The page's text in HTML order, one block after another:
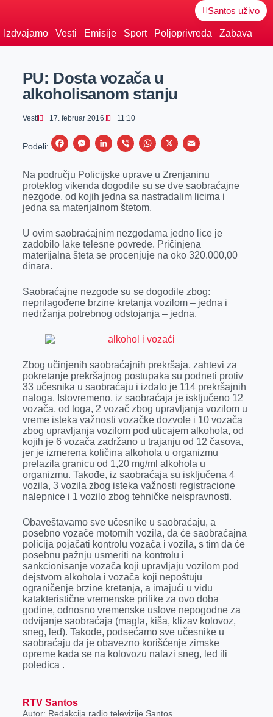
Santos uživo
Izdvajamo Vesti Emisije Sport Poljoprivreda Zabava
PU: Dosta vozača u
alkoholisanom stanju
Vesti 17. februar 2016. 11:10
Podeli:
F
c
e
b
o
o
M
s
s
e
g
L
n
k
e
I
V
b
e
r
W
a
t
p
X
E
a
i
Na području Policijske uprave u Zrenjaninu
proteklog vikenda dogodile su se dve saobraćajne
nezgode, od kojih jedna sa nastradalim licima i
jedna sa materijalnom štetom.
U ovim saobraćajnim nezgodama jedno lice je
zadobilo lake telesne povrede. Pričinjena
materijalna šteta se procenjuje na oko 320.000,00
dinara.
Saobraćajne nezgode su se dogodile zbog:
neprilagođene brzine kretanja vozilom – jedna i
nedržanja potrebnog odstojanja – jedna.
Zbog učinjenih saobraćajnih prekršaja, zahtevi za
pokretanje prekršajnog postupaka su podneti protiv
33 učesnika u saobraćaju i izdato je 114 prekršajnih
naloga. Istovremeno, iz saobraćaja je isključeno 12
vozača, od toga, 2 vozač zbog upravljanja vozilom u
vreme isteka važnosti vozačke dozvole i 10 vozača
zbog upravljanja vozilom pod uticajem alkohola, od
kojih je 6 vozača zadržano u trajanju od 12 časova,
jer je izmerena količina alkohola u organizmu
prelazila granicu od 1,20 mg/ml alkohola u
organizmu. Takođe, iz saobraćaja su isključena 4
vozila, 3 vozila zbog isteka važnosti registracione
nalepnice i 1 vozilo zbog tehničke neispravnosti.
Obaveštavamo sve učesnike u saobraćaju, a
posebno vozače motornih vozila, da će saobraćajna
policija pojačati kontrolu vozača i vozila, s tim da će
posebnu pažnju usmeriti na kontrolu i
sankcionisanje vozača koji upravljaju vozilom pod
dejstvom alkohola i vozača koji nepoštuju
ograničenje brzine kretanja, a imajući u vidu
katakteristične vremenske prilike za ovo doba
godine, odnosno vremenske uslove nepogodne za
odvijanje saobraćaja (magla, kiša, klizav kolovoz,
sneg, led). Takođe, podsećamo sve učesnike u
saobraćaju da je obavezno korišćenje zimske
opreme kada se na kolovozu nalazi sneg, led ili
poledica .
RTV Santos
Autor: Redakcija radio televizije Santos